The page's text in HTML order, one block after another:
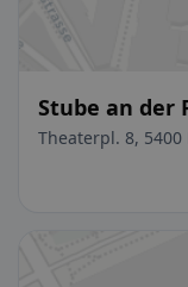
Stube an der
Baden
Theaterpl. 8,